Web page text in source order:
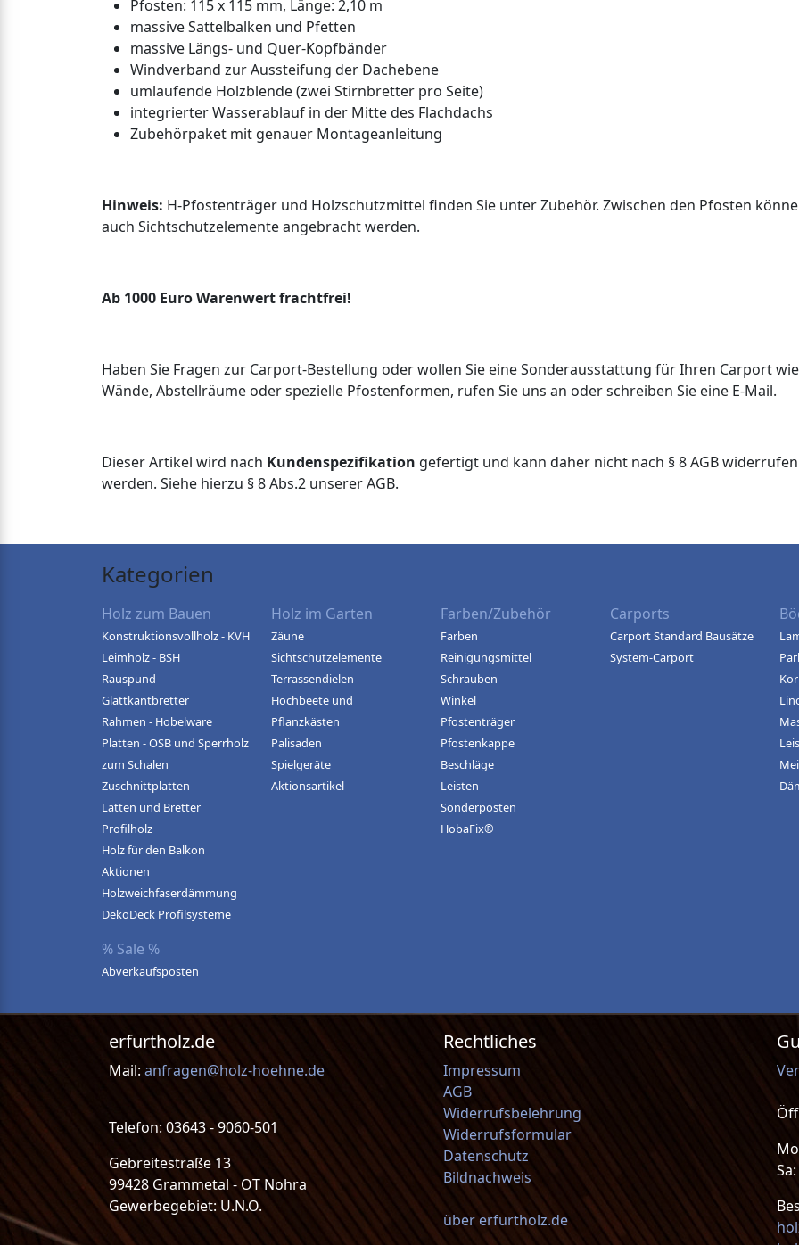
Pfosten: 115 x 115 mm, Länge: 2,10 m
massive Sattelbalken und Pfetten
massive Längs- und Quer-Kopfbänder
Windverband zur Aussteifung der Dachebene
umlaufende Holzblende (zwei Stirnbretter pro Seite)
integrierter Wasserablauf in der Mitte des Flachdachs
Zubehörpaket mit genauer Montageanleitung
Hinweis: H-Pfostenträger und Holzschutzmittel finden Sie unter Zubehör. Zwischen den Pfosten
auch Sichtschutzelemente angebracht werden.
Ab 1000 Euro Warenwert frachtfrei!
Haben Sie Fragen zur Carport-Bestellung oder wollen Sie eine Sonderausstattung für Ihren Carport wie
Wände, Abstellräume oder spezielle Pfostenformen, rufen Sie uns an oder schreiben Sie eine E-Mail.
Dieser Artikel wird nach Kundenspezifikation gefertigt und kann daher nicht nach § 8 AGB widerrufen
werden. Siehe hierzu § 8 Abs.2 unserer AGB.
Kategorien
Holz zum Bauen
Konstruktionsvollholz - KVH
Leimholz - BSH
Rauspund
Glattkantbretter
Rahmen - Hobelware
Platten - OSB und Sperrholz
zum Schalen
Zuschnittplatten
Latten und Bretter
Profilholz
Holz für den Balkon
Aktionen
Holzweichfaserdämmung
DekoDeck Profilsysteme
Holz im Garten
Zäune
Sichtschutzelemente
Terrassendielen
Hochbeete und
Pflanzkästen
Palisaden
Spielgeräte
Aktionsartikel
Farben/Zubehör
Farben
Reinigungsmittel
Schrauben
Winkel
Pfostenträger
Pfostenkappe
Beschläge
Leisten
Sonderposten
HobaFix®
Carports
Carport Standard Bausätze
System-Carport
% Sale %
Abverkaufsposten
erfurtholz.de
Mail: anfragen@holz-hoehne.de
Telefon: 03643 - 9060-501
Gebreitestraße 13
99428 Grammetal - OT Nohra
Gewerbegebiet: U.N.O.
Rechtliches
Impressum
AGB
Widerrufsbelehrung
Widerrufsformular
Datenschutz
Bildnachweis
über erfurtholz.de